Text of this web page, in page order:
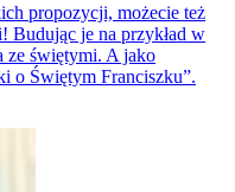
propozycji, możecie też
Budując je na przykład w
ze świętymi. A jako
o Świętym Franciszku”.